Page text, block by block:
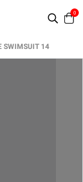
0
SWIMSUIT 14